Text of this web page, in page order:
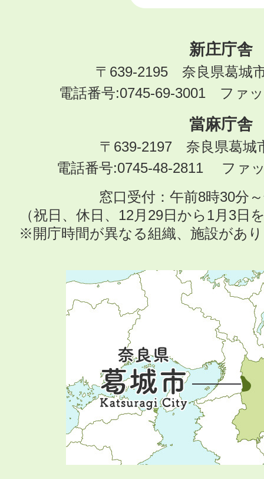
新庄庁舎
〒639-2195 奈良県葛城
電話番号:0745-69-3001 ファ
當麻庁舎
〒639-2197 奈良県葛城
電話番号:0745-48-2811 ファ
窓口受付：午前8時30分
（祝日、休日、12月29日から1月3日
※開庁時間が異なる組織、施設があ